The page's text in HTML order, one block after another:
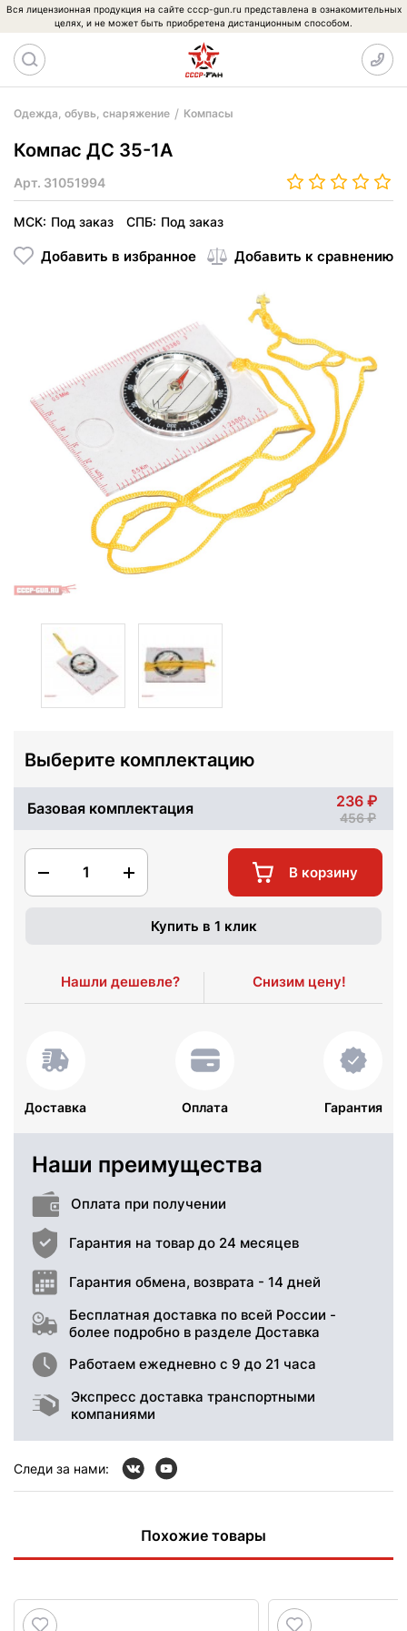
Вся лицензионная продукция на сайте cccp-gun.ru представлена в ознакомительных
целях, и не может быть приобретена дистанционным способом.
Одежда, обувь, снаряжение Компасы
Компас ДС 35-1А
Арт. 31051994
МСК: Под заказ СПБ: Под заказ
Добавить в избранное Добавить к сравнению
Выберите комплектацию
Базовая комплектация 236
456
1 В корзину
Купить в 1 клик
Нашли дешевле? Снизим цену!
Доставка Оплата Гарантия
Наши преимущества
Оплата при получении
Гарантия на товар до 24 месяцев
Гарантия обмена, возврата - 14 дней
Бесплатная доставка по всей России -
более подробно в разделе Доставка
Работаем ежедневно с 9 до 21 часа
Экспресс доставка транспортными
компаниями
Следи за нами:
Похожие товары